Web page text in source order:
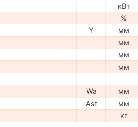
кВт
%
Y
мм
мм
мм
мм
Wa
мм
Ast
мм
кг